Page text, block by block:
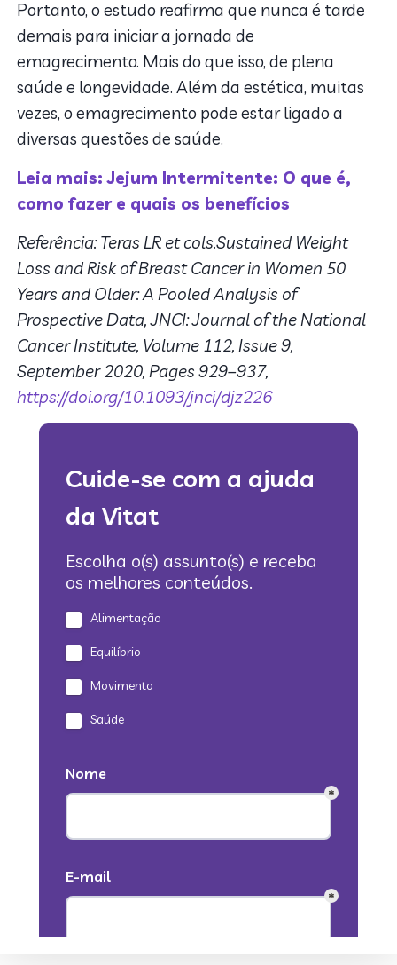
Portanto, o estudo reafirma que nunca é tarde
demais para iniciar a jornada de
emagrecimento. Mais do que isso, de plena
saúde e longevidade. Além da estética, muitas
vezes, o emagrecimento pode estar ligado a
diversas questões de saúde.
Leia mais: Jejum Intermitente: O que é,
como fazer e quais os benefícios
Referência: Teras LR et cols.Sustained Weight
Loss and Risk of Breast Cancer in Women 50
Years and Older: A Pooled Analysis of
Prospective Data, JNCI: Journal of the National
Cancer Institute, Volume 112, Issue 9,
September 2020, Pages 929–937,
https://doi.org/10.1093/jnci/djz226